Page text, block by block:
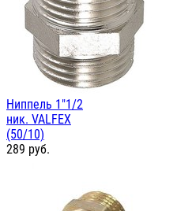
Ниппель 1"1/2
ник. VALFEX
(50/10)
289 руб.